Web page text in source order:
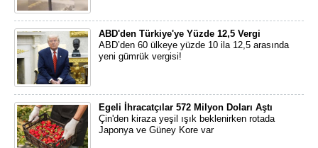
ABD'den Türkiye'ye Yüzde 12,5 Vergi
ABD’den 60 ülkeye yüzde 10 ila 12,5 arasında
yeni gümrük vergisi!
Egeli İhracatçılar 572 Milyon Doları Aştı
Çin'den kiraza yeşil ışık beklenirken rotada
Japonya ve Güney Kore var